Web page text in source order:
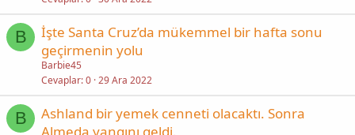
B
İşte Santa Cruz’da mükemmel bir hafta sonu
geçirmenin yolu
Barbie45
Cevaplar 0 29 Ara 2022
B
Ashland bir yemek cenneti olacaktı. Sonra